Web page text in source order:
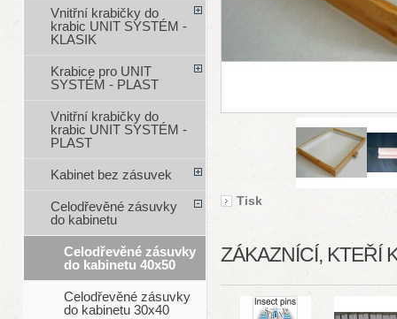
Tisk
ZÁKAZNÍCÍ, KTEŘÍ
Vnitřní krabičky do
krabic UNIT SYSTÉM -
KLASIK
Krabice pro UNIT
SYSTÉM - PLAST
Vnitřní krabičky do
krabic UNIT SYSTÉM -
PLAST
Kabinet bez zásuvek
Celodřevěné zásuvky
do kabinetu
Celodřevěné zásuvky
do kabinetu 40x50
Celodřevěné zásuvky
do kabinetu 30x40